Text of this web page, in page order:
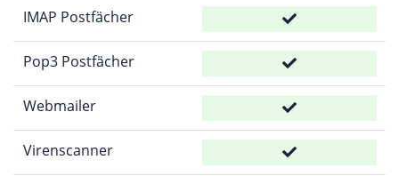
IMAP Postfächer
Pop3 Postfächer
Webmailer
Virenscanner